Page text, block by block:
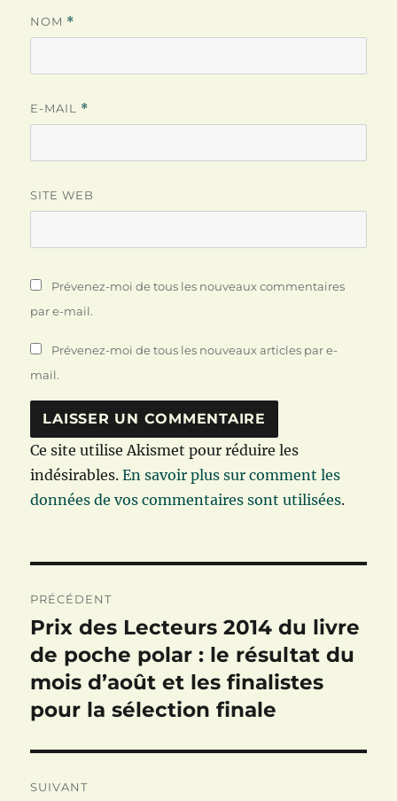
NOM *
E-MAIL *
SITE WEB
Prévenez-moi de tous les nouveaux commentaires
par e-mail.
Prévenez-moi de tous les nouveaux articles par e-
mail.
Ce site utilise Akismet pour réduire les
indésirables.En savoir plus sur comment les
données de vos commentaires sont utilisées.
de
l’article
PRÉCÉDENT
Publication
précédente :
Prix des Lecteurs 2014 du livre
de poche polar : le résultat du
mois d’août et les finalistes
pour la sélection finale
SUIVANT